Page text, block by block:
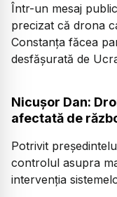
Într-un mesaj
precizat că drona
Constanța făcea
desfășurată de
Nicușor Dan:
afectată de
Potrivit
controlul asupra
intervenția